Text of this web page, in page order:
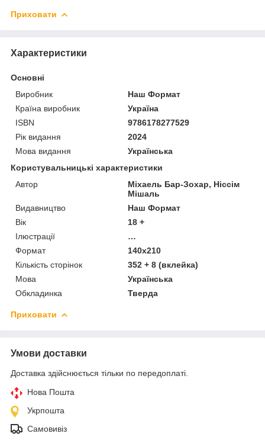
Приховати
Характеристики
Основні
Виробник
Наш Формат
Країна виробник
Україна
ISBN
9786178277529
Рік видання
2024
Мова видання
Українська
Користувальницькі характеристики
Автор
Міхаель Бар-Зохар, Ніссім
Мішаль
Видавництво
Наш Формат
Вік
18 +
Ілюстрації
…
Формат
140х210
Кількість сторінок
352 + 8 (вклейка)
Мова
Українська
Обкладинка
Тверда
Приховати
Умови доставки
Доставка здійснюється тільки по передоплаті.
Нова Пошта
Укрпошта
Самовивіз